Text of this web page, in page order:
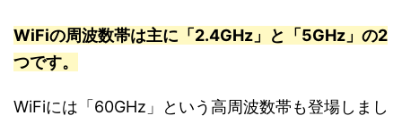
WiFiの周波数帯は主に「2.4GHz」と「5GHz」の2
つです。
WiFiには「60GHz」という高周波数帯も登場しまし